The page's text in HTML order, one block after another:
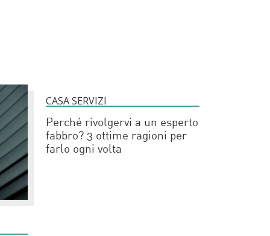
CASA SERVIZI
Perché rivolgervi a un esperto
fabbro? 3 ottime ragioni per
farlo ogni volta